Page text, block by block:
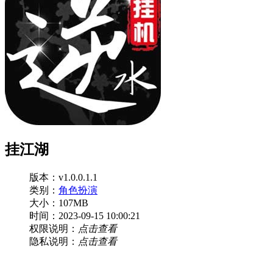
挂江湖
版本：v1.0.0.1.1
类别： 角色扮演
大小：107MB
时间：2023-09-15 10:00:21
权限说明： 点击查看
隐私说明： 点击查看